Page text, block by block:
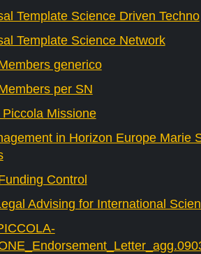
Template Science Driven Techno
Template Science Network
generico
per SN
Piccola Missione
in Horizon Europe Marie
Control
Advising for International